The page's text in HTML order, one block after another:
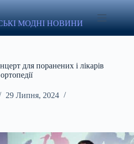
МОДНІ НОВИНИ
для поранених і лікарів
29 Липня, 2024